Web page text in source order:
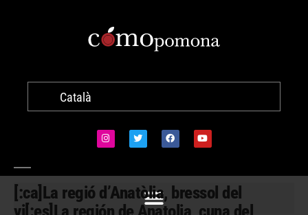
Català
[:ca]La regió d’Anatòlia, bressol del